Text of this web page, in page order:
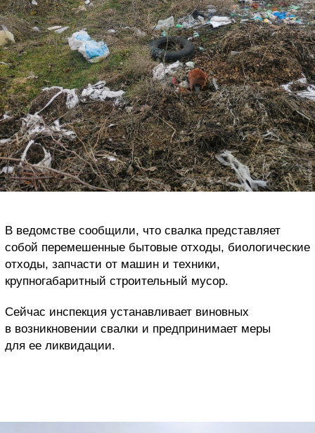
В ведомстве сообщили, что свалка представляет
собой перемешенные бытовые отходы, биологические
отходы, запчасти от машин и техники,
крупногабаритный строительный мусор.
Сейчас инспекция устанавливает виновных
в возникновении свалки и предпринимает меры
для ее ликвидации.